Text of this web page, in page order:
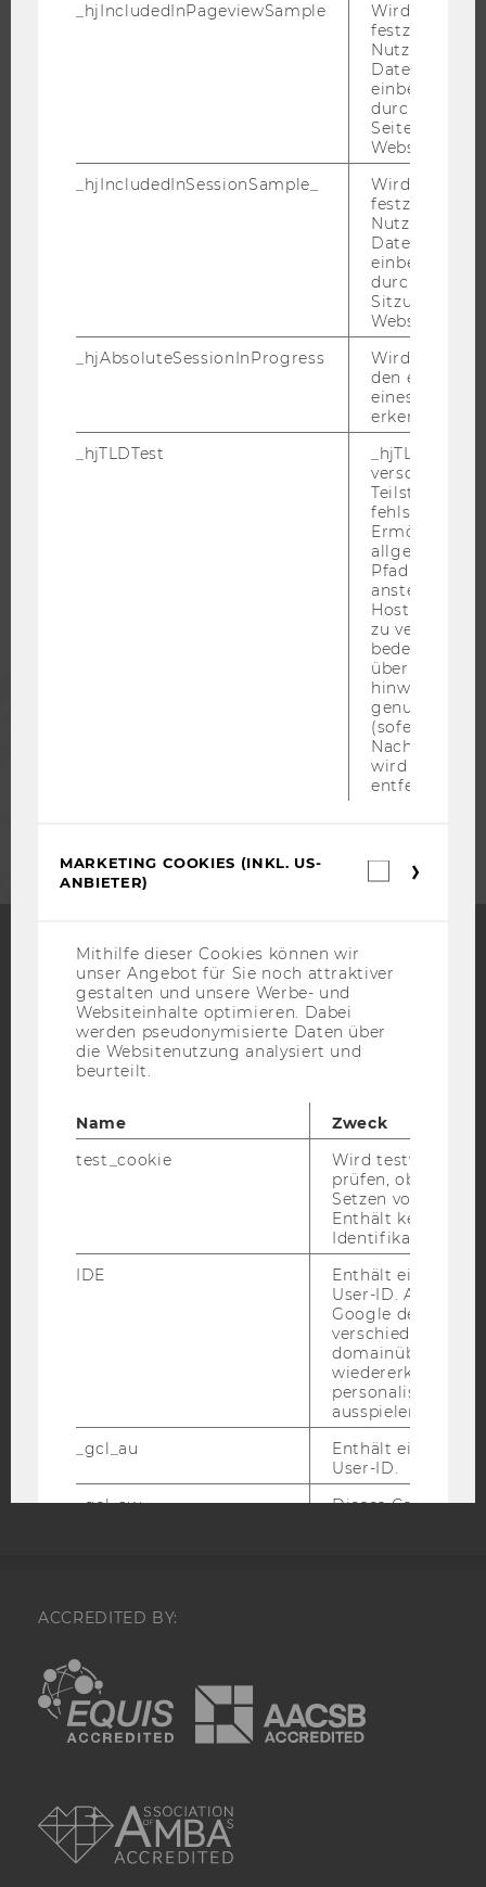
KARRIEREKONTAKTE AN DER WU
KARRIERENETZWERKE AN DER WU
FacebookInstagramBlog
Newsletter
BARRIEREFREIHEITSERKLÄRUNG WEBSEITE
DATENSCHUTZERKLÄRUNG
DATENSCHUTZERKLÄRUNG SOCIAL MEDIA
DATENSCHUTZERKLÄRUNG
STUDIENBEWERBER*INNEN UND STUDIERENDE
COOKIE EINSTELLUNGEN
Barrierefreiheitserklärung
ACCREDITED BY:
EQUIS
_hjIncludedInPageviewSample
Wird gesetzt,
festzustellen,
Nutzer in die
einbezogen
durch das
Website
_hjIncludedInSessionSample_
Wird gesetzt,
festzustellen,
Nutzer in die
einbezogen
durch das
Sitzungslimit
Website
_hjAbsoluteSessionInProgress
Wird
den ersten
eines
erkennen.
_hjTLDTest
_hjTLDTest-
verschiedene
Teilstrings,
fehlschlägt.
Ermöglicht,
Pfad zu
anstelle des
Hostnamens
zu
bedeutet,
über
hinweg
genutzt
(sofern
Nach dieser
wird das
entfernt.
MARKETING COOKIES (INKL. US-
ANBIETER)
Mithilfe dieser Cookies können wir
unser Angebot für Sie noch attraktiver
gestalten und unsere Werbe- und
Websiteinhalte optimieren. Dabei
werden pseudonymisierte Daten über
die Websitenutzung analysiert und
beurteilt.
Name
Zweck
test_cookie
Wird testweise
prüfen, ob der
Setzen von
Enthält keine
IDE
Enthält eine
User-ID. Anhand
Google den User
verschiedene
wiedererkennen
personalisierte
ausspielen.
_gcl_au
Enthält eine
User-ID.
_gcl_aw
Dieses Cookie
xs
funktioniert in
dem c_user-
fr